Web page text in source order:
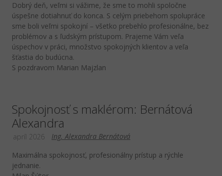
Dobrý deň, veľmi si vážime, že sme to mohli spoločne
úspešne dotiahnuť do konca. S celým priebehom spolupráce
sme boli veľmi spokojní – všetko prebehlo profesionálne, bez
problémov a s ľudským prístupom. Prajeme Vám veľa
úspechov v práci, množstvo spokojných klientov a veľa
šťastia do budúcna.
S pozdravom Marian Majzlan
Spokojnosť s maklérom: Bernátová
Alexandra
Ing. Alexandra Bernátová
apríl 2026
Maximálna spokojnosť, profesionálny prístup a rýchle
jednanie.